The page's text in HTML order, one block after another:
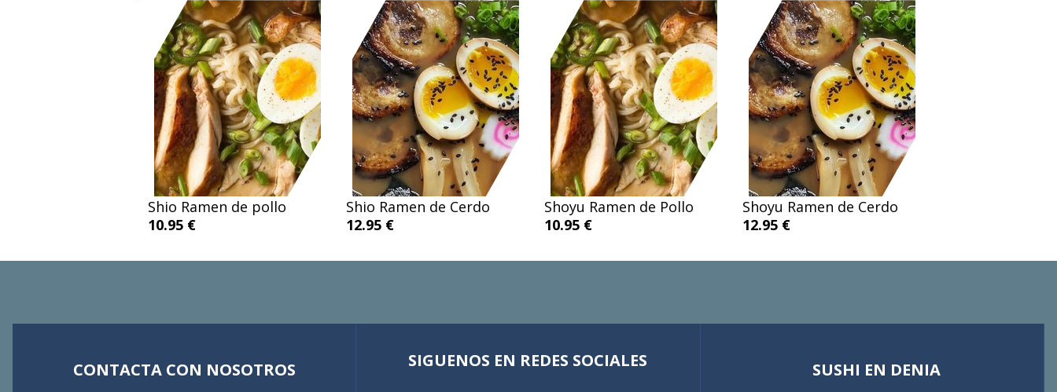
Shio Ramen de pollo
10.95 €
Shio Ramen de Cerdo
12.95 €
Shoyu Ramen de Pollo
10.95 €
Shoyu Ramen de Cerdo
12.95 €
CONTACTA CON NOSOTROS SIGUENOS EN REDES SOCIALES SUSHI EN DENIA